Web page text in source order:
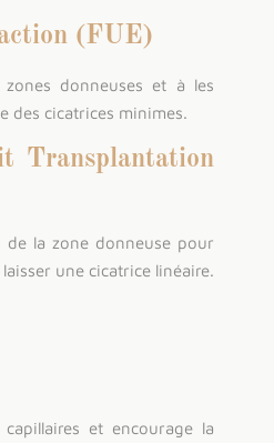
(FUE)
donneuses et à les
des cicatrices minimes.
Transplantation
de la zone donneuse pour
une cicatrice linéaire.
et encourage la